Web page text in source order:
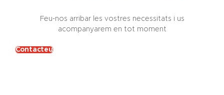
Feu-nos arribar les vostres necessitats i us
acompanyarem en tot moment
Contacteu